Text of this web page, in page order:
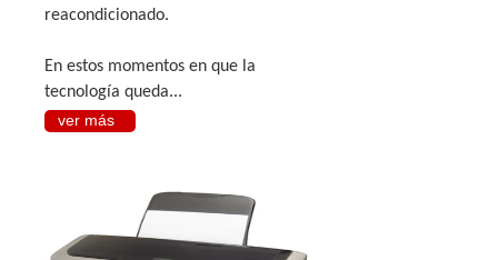
reacondicionado.
En estos momentos en que la
tecnología queda...
ver más